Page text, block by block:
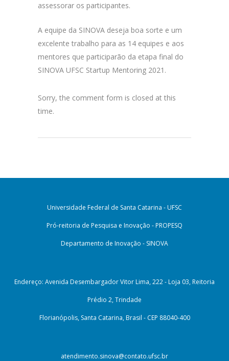
assessorar os participantes.
A equipe da SINOVA deseja boa sorte e um
excelente trabalho para as 14 equipes e aos
mentores que participarão da etapa final do
SINOVA UFSC Startup Mentoring 2021.
Sorry, the comment form is closed at this
time.
Universidade Federal de Santa Catarina - UFSC
Pró-reitoria de Pesquisa e Inovação - PROPESQ
Departamento de Inovação - SINOVA
Endereço: Avenida Desembargador Vitor Lima, 222 - Loja 03, Reitoria
Prédio 2, Trindade
Florianópolis, Santa Catarina, Brasil - CEP 88040-400
atendimento.sinova@contato.ufsc.br